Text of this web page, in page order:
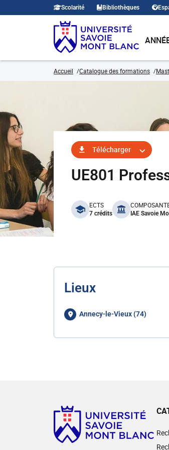
Scolarité Bibliothèques
Accueil Catalogue des formations
Télécharger
UE801
benefits
ECTS
7 crédits IAE Savoie
Lieux
Annecy-le-Vieux (74)